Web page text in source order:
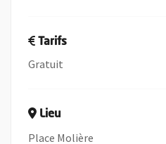
Tarifs
Gratuit
Lieu
Place Molière